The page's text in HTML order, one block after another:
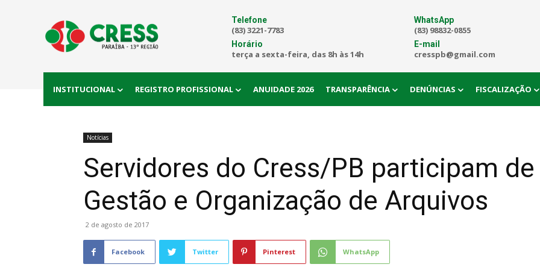
Telefone
(83) 3221-7783
Horário
terça a sexta-feira, das 8h às 14h
WhatsApp
(83) 98832-0855
E-mail
cresspb@gmail.com
INSTITUCIONAL REGISTRO PROFISSIONAL ANUIDADE 2026 TRANSPARÊNCIA DENÚNCIAS FISCALIZAÇÃO
Notícias
Servidores do Cress/PB participam de
Gestão e Organização de Arquivos
2 de agosto de 2017
Facebook Twitter Pinterest WhatsApp